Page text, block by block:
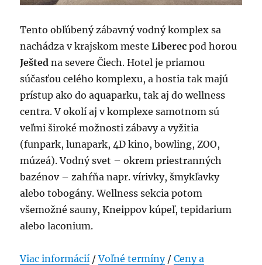
Tento obľúbený zábavný vodný komplex sa
nachádza v krajskom mesteLiberec pod horou
Ješted na severe Čiech. Hotel je priamou
súčasťou celého komplexu, a hostia tak majú
prístup ako do aquaparku, tak aj do wellness
centra. V okolí aj v komplexe samotnom sú
veľmi široké možnosti zábavy a vyžitia
(funpark, lunapark, 4D kino, bowling, ZOO,
múzeá). Vodný svet – okrem priestranných
bazénov – zahŕňa napr. vírivky, šmykľavky
alebo tobogány. Wellness sekcia potom
všemožné sauny, Kneippov kúpeľ, tepidarium
alebo laconium.
Viac informácií /Voľné termíny/Ceny a